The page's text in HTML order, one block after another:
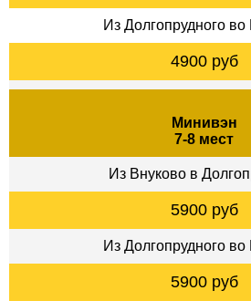
Из Долгопрудного во
4900 руб
Минивэн
7-8 мест
Из Внуково в
5900 руб
Из Долгопрудного во
5900 руб